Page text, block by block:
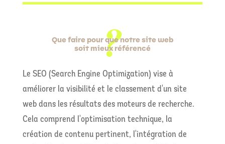
Que faire pour que notre site web
soit mieux référencé
Le SEO (Search Engine Optimization) vise à
améliorer la visibilité et le classement d'un site
web dans les résultats des moteurs de recherche.
Cela comprend l'optimisation technique, la
création de contenu pertinent, l'intégration de